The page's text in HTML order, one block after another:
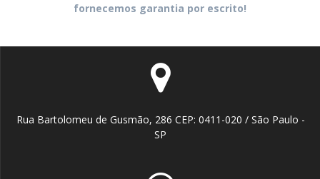
fornecemos garantia por escrito!
Rua Bartolomeu de Gusmão, 286 CEP: 0411-020 / São Paulo -
SP